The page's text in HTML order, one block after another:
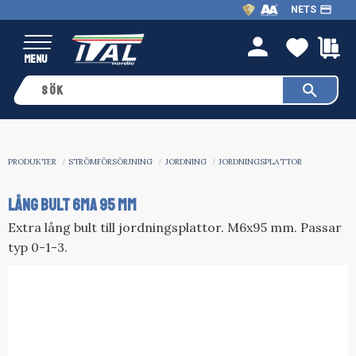
Meny
NETS payment
person
PRODUKTER STRÖMFÖRSÖRJNING JORDNING JORDNINGSPLATTOR
LÅNG BULT 6MA 95 MM
Extra lång bult till jordningsplattor. M6x95 mm. Passar
typ 0-1-3.